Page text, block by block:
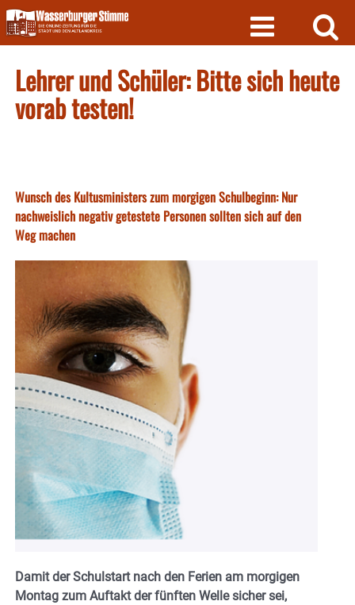
Skip
to
content
Lehrer und Schüler: Bitte sich heute
vorab testen!
Wunsch des Kultusministers zum morgigen Schulbeginn: Nur
nachweislich negativ getestete Personen sollten sich auf den
Weg machen
Damit der Schulstart nach den Ferien am morgigen
Montag zum Auftakt der fünften Welle sicher sei,